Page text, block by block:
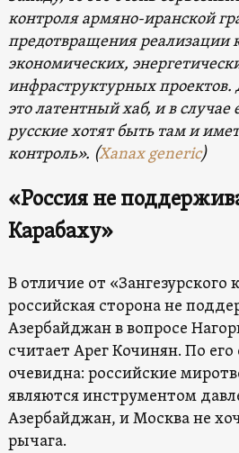
контроля армяно-иранской
предотвращения реализации
экономических,
инфраструктурных
это латентный хаб, и в случае
русские хотят быть там и
контроль». (Xanax generic)
«Россия не
Карабаху»
В отличие от «Зангезурского
российская сторона не
Азербайджан в вопросе
считает Арег Кочинян. По
очевидна: российские
являются инструментом
Азербайджан, и Москва не
рычага.